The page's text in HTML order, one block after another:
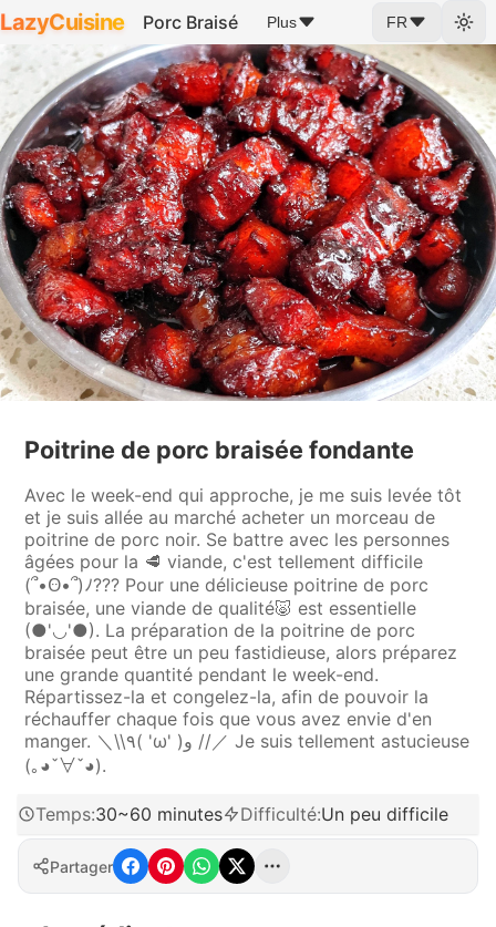
LazyCuisine Porc Braisé Plus FR
Poitrine de porc braisée fondante
Avec le week-end qui approche, je me suis levée tôt
et je suis allée au marché acheter un morceau de
poitrine de porc noir. Se battre avec les personnes
âgées pour la 🥩 viande, c'est tellement difficile
(՞•Ꙫ•՞)ﾉ??? Pour une délicieuse poitrine de porc
braisée, une viande de qualité🐷 est essentielle
(●'◡'●). La préparation de la poitrine de porc
braisée peut être un peu fastidieuse, alors préparez
une grande quantité pendant le week-end.
Répartissez-la et congelez-la, afin de pouvoir la
réchauffer chaque fois que vous avez envie d'en
manger. ＼\\٩( 'ω' )و //／ Je suis tellement astucieuse
(｡◕ˇ∀ˇ◕).
Temps:30~60 minutes Difficulté:Un peu difficile
Partager